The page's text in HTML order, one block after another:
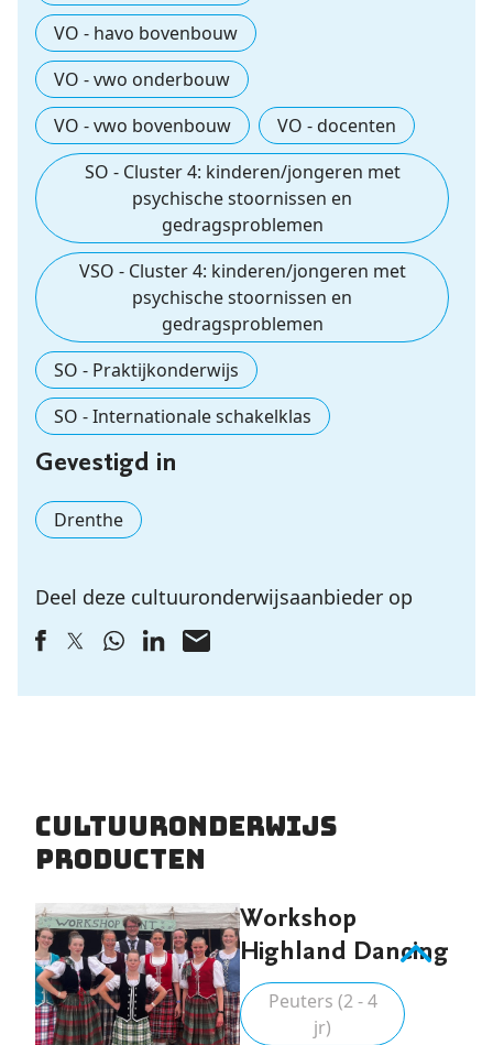
VO - havo bovenbouw
VO - vwo onderbouw
VO - vwo bovenbouw
VO - docenten
SO - Cluster 4: kinderen/jongeren met
psychische stoornissen en
gedragsproblemen
VSO - Cluster 4: kinderen/jongeren met
psychische stoornissen en
gedragsproblemen
SO - Praktijkonderwijs
SO - Internationale schakelklas
Gevestigd in
Drenthe
Deel deze cultuuronderwijsaanbieder op
Cultuuronderwijs
producten
Workshop
Highland Dancing
Peuters (2 - 4
jr)